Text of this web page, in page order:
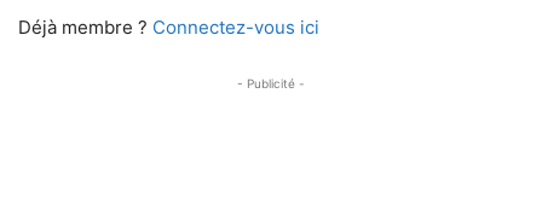
Déjà membre ? Connectez-vous ici
- Publicité -